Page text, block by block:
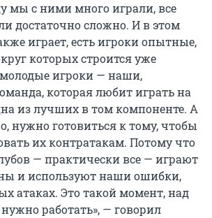
мы с ними много играли, все
достаточно сложно. И в этом
играет, есть игроки опытные,
которых строится уже
игроки — наши,
которая любит играть на
из лучших в том компоненте. А
нужно готовиться к тому, чтобы
их контратакам. Потому что
— практически все — играют
и используют наши ошибки,
атаках. Это такой момент, над
работать», — говорил